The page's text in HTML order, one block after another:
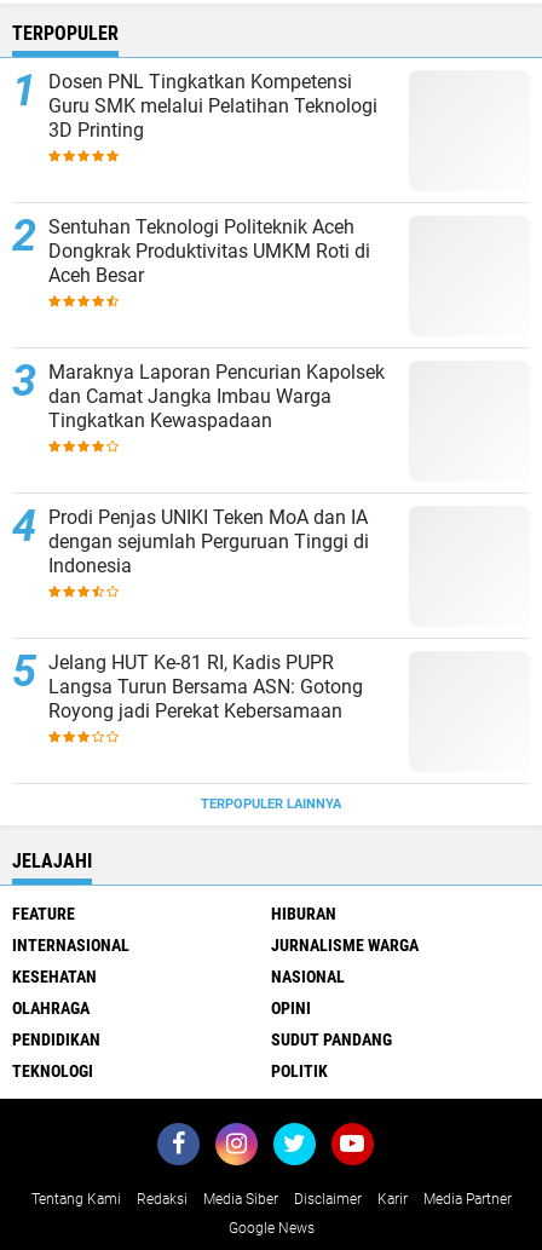
TERPOPULER
Dosen PNL Tingkatkan Kompetensi
Guru SMK melalui Pelatihan Teknologi
3D Printing
Sentuhan Teknologi Politeknik Aceh
Dongkrak Produktivitas UMKM Roti di
Aceh Besar
Maraknya Laporan Pencurian Kapolsek
dan Camat Jangka Imbau Warga
Tingkatkan Kewaspadaan
Prodi Penjas UNIKI Teken MoA dan IA
dengan sejumlah Perguruan Tinggi di
Indonesia
Jelang HUT Ke-81 RI, Kadis PUPR
Langsa Turun Bersama ASN: Gotong
Royong jadi Perekat Kebersamaan
TERPOPULER LAINNYA
JELAJAHI
FEATURE
HIBURAN
INTERNASIONAL
JURNALISME WARGA
KESEHATAN
NASIONAL
OLAHRAGA
OPINI
PENDIDIKAN
SUDUT PANDANG
TEKNOLOGI
POLITIK
Tentang Kami Redaksi Media Siber Disclaimer Karir
Media Partner
Google News